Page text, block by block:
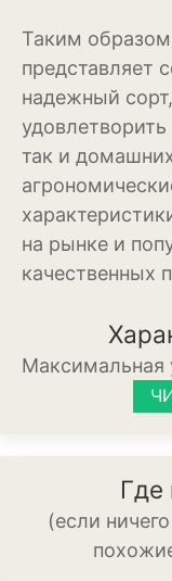
Брюссельская
Кабачки
Капуста
Капуста кольраби
Картофель
Пекинская и
капуста
Таким
представляет
надежный
так и
на рынке и
качественных
Максимальная
Где
(если